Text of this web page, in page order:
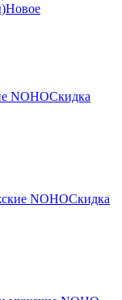
Новое
Скидка
Скидка